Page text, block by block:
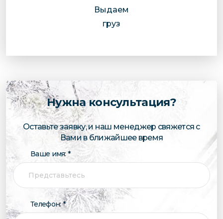
Выдаем
груз
Нужна консультация?
Оставьте заявку, и наш менеджер свяжется с
Вами в ближайшее время
Ваше имя: *
Телефон: *